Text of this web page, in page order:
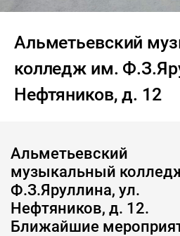
Альметьевский
колледж им.
Нефтяников, д. 12
Альметьевский
музыкальный
Ф.З.Яруллина, ул.
Нефтяников, д. 12.
Ближайшие